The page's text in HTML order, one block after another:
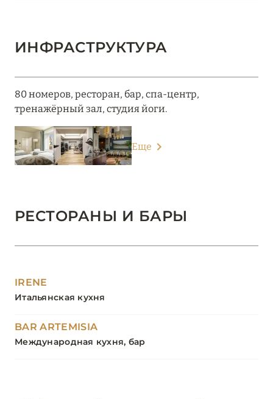
ИНФРАСТРУКТУРА
80 номеров, ресторан, бар, спа-центр,
тренажёрный зал, студия йоги.
Еще
РЕСТОРАНЫ И БАРЫ
IRENE
Итальянская кухня
BAR ARTEMISIA
Международная кухня, бар